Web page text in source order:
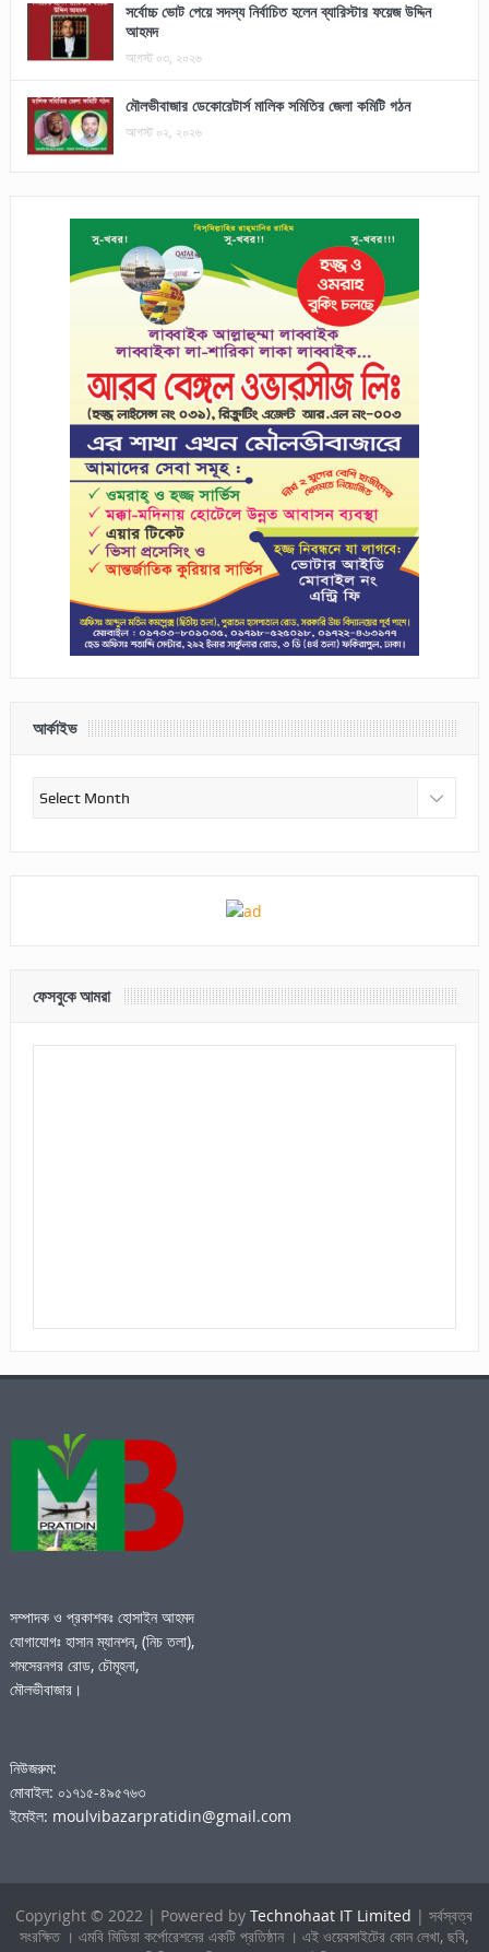
সর্বোচ্চ ভোট পেয়ে সদস্য নির্বাচিত হলেন ব্যারিস্টার ফয়েজ উদ্দিন
আহমদ
আগস্ট ০৩, ২০২৬
মৌলভীবাজার ডেকোরেটার্স মালিক সমিতির জেলা কমিটি গঠন
আগস্ট ০২, ২০২৬
আর্কাইভ
আর্কাইভ
ফেসবুকে আমরা
সম্পাদক ও প্রকাশকঃ হোসাইন আহমদ
যোগাযোগঃ হাসান ম্যানশন, (নিচ তলা),
শমসেরনগর রোড, চৌমূহনা,
মৌলভীবাজার।
নিউজরুম:
মোবাইল: ০১৭১৫-৪৯৫৭৬৩
ইমেইল: moulvibazarpratidin@gmail.com
Copyright © 2022 | Powered byTechnohaat IT Limited | সর্বস্বত্ব
সংরক্ষিত । এমবি মিডিয়া কর্পোরেশনের একটি প্রতিষ্ঠান । এই ওয়েবসাইটের কোন লেখা, ছবি,